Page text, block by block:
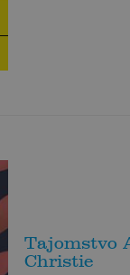
Tajomstvo
Christie